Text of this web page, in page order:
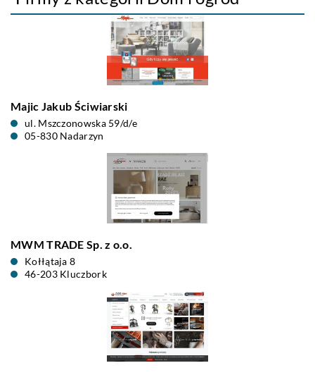
Majic Jakub Ściwiarski
ul. Mszczonowska 59/d/e
05-830 Nadarzyn
MWM TRADE Sp. z o.o.
Kołłątaja 8
46-203 Kluczbork